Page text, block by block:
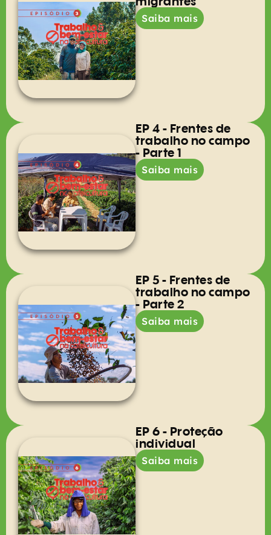
Saiba mais
EP 4 - Frentes de
trabalho no campo
- Parte 1
Saiba mais
EP 5 - Frentes de
trabalho no campo
- Parte 2
Saiba mais
EP 6 - Proteção
individual
Saiba mais